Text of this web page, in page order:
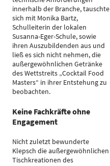
innerhalb der Branche, tauschte
sich mit Monika Bartz,
Schulleiterin der lokalen
Susanna-Eger-Schule, sowie
ihren Auszubildenden aus und
ließ es sich nicht nehmen, die
außergewöhnlichen Getränke
des Wettstreits „Cocktail Food
Masters“ in ihrer Entstehung zu
beobachten.
Keine Fachkräfte ohne
Engagement
Nicht zuletzt bewunderte
Klepsch die außergewöhnlichen
Tischkreationen des